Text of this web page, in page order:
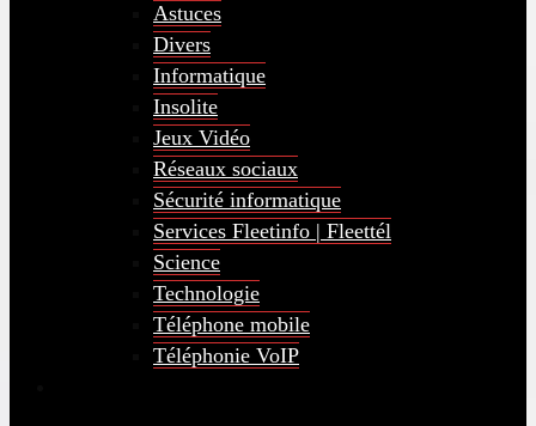
Astuces
Divers
Informatique
Insolite
Jeux Vidéo
Réseaux sociaux
Sécurité informatique
Services Fleetinfo | Fleettél
Science
Technologie
Téléphone mobile
Téléphonie VoIP